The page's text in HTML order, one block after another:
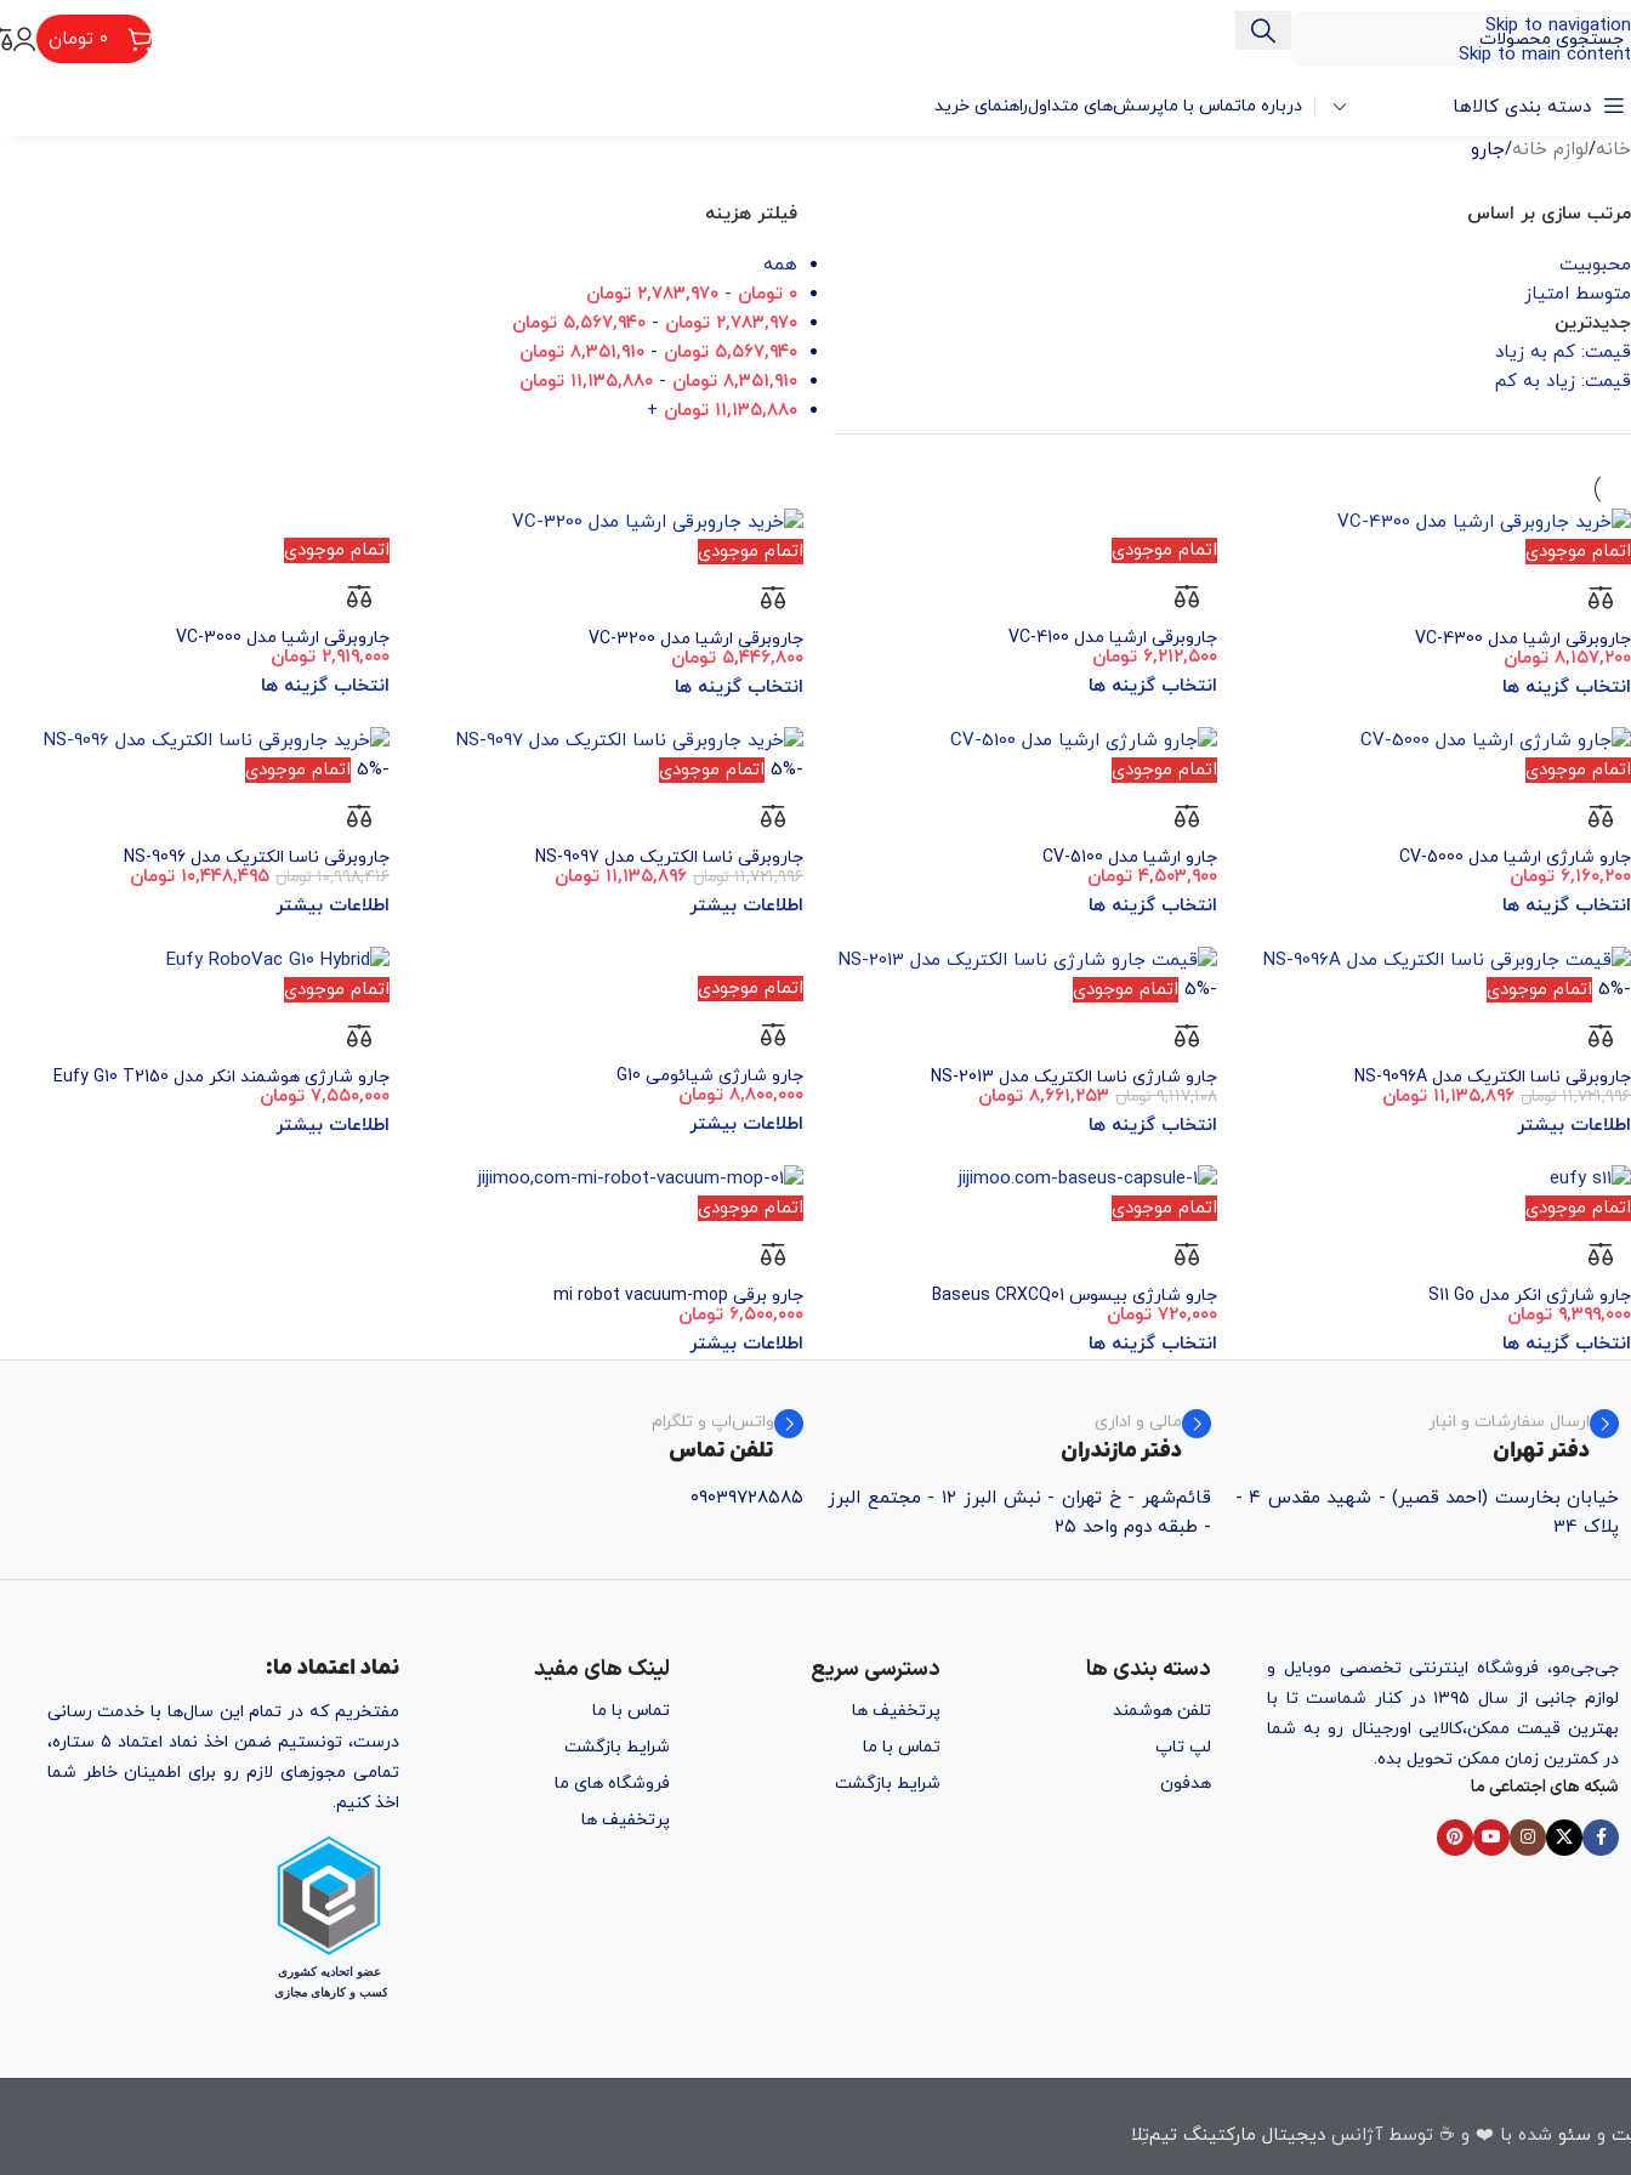
Skip to navigation
Skip to main content
۰ تومان
دسته بندی کالاها درباره ماتماس با ماپرسش‌های متداولراهنمای خرید
خانه/لوازم خانه/جارو
مرتب سازی بر اساس
محبوبیت
متوسط امتیاز
جدیدترین
قیمت: کم به زیاد
قیمت: زیاد به کم
فیلتر هزینه
همه
۰ تومان - ۲,۷۸۳,۹۷۰ تومان
۲,۷۸۳,۹۷۰ تومان - ۵,۵۶۷,۹۴۰ تومان
۵,۵۶۷,۹۴۰ تومان - ۸,۳۵۱,۹۱۰ تومان
۸,۳۵۱,۹۱۰ تومان - ۱۱,۱۳۵,۸۸۰ تومان
۱۱,۱۳۵,۸۸۰ تومان +
اتمام موجودی
جاروبرقی ارشیا مدل VC-4300
۸,۱۵۷,۲۰۰ تومان
انتخاب گزینه ها
اتمام موجودی
جاروبرقی ارشیا مدل VC-4100
۶,۲۱۲,۵۰۰ تومان
انتخاب گزینه ها
اتمام موجودی
جاروبرقی ارشیا مدل VC-3200
۵,۴۴۶,۸۰۰ تومان
انتخاب گزینه ها
اتمام موجودی
جاروبرقی ارشیا مدل VC-3000
۲,۹۱۹,۰۰۰ تومان
انتخاب گزینه ها
اتمام موجودی
جارو شارژی ارشیا مدل CV-5000
۶,۱۶۰,۲۰۰ تومان
انتخاب گزینه ها
اتمام موجودی
جارو ارشیا مدل CV-5100
۴,۵۰۳,۹۰۰ تومان
انتخاب گزینه ها
-5% اتمام موجودی
جاروبرقی ناسا الکتریک مدل NS-9097
۱۱,۷۲۱,۹۹۶تومان ۱۱,۱۳۵,۸۹۶ تومان
اطلاعات بیشتر
-5% اتمام موجودی
جاروبرقی ناسا الکتریک مدل NS-9096
۱۰,۹۹۸,۴۱۶تومان ۱۰,۴۴۸,۴۹۵ تومان
اطلاعات بیشتر
-5% اتمام موجودی
جاروبرقی ناسا الکتریک مدل NS-9096A
۱۱,۷۲۱,۹۹۶تومان ۱۱,۱۳۵,۸۹۶ تومان
اطلاعات بیشتر
-5% اتمام موجودی
جارو شارژی ناسا الکتریک مدل NS-2013
۹,۱۱۷,۱۰۸تومان ۸,۶۶۱,۲۵۳ تومان
انتخاب گزینه ها
اتمام موجودی
جارو شارژی شیائومی G10
۸,۸۰۰,۰۰۰ تومان
اطلاعات بیشتر
اتمام موجودی
جارو شارژی هوشمند انکر مدل Eufy G10 T2150
۷,۵۵۰,۰۰۰ تومان
اطلاعات بیشتر
اتمام موجودی
جارو شارژی انکر مدل S11 Go
۹,۳۹۹,۰۰۰ تومان
انتخاب گزینه ها
اتمام موجودی
جارو شارژی بیسوس Baseus CRXCQ01
۷۲۰,۰۰۰ تومان
انتخاب گزینه ها
اتمام موجودی
جارو برقی mi robot vacuum-mop
۶,۵۰۰,۰۰۰ تومان
اطلاعات بیشتر
ارسال سفارشات و انبار
دفتر تهران
خیابان بخارست (احمد قصیر) - شهید مقدس ۴ -
پلاک 34
مالی و اداری
دفتر مازندران
قائم‌شهر - خ تهران - نبش البرز ۱۲ - مجتمع البرز
- طبقه دوم واحد ۲۵
واتس‌اپ و تلگرام
تلفن تماس
۰۹۰۳۹۷۲۸۵۸۵
جی‌جی‌مو، فروشگاه اینترنتی تخصصی موبایل و
لوازم جانبی از سال ۱۳۹۵ در کنار شماست تا با
بهترین قیمت ممکن،‌کالایی اورجینال رو به شما
در کمترین زمان ممکن تحویل بده.
شبکه های اجتماعی ما
دسته بندی ها
تلفن هوشمند
لپ تاپ
هدفون
دسترسی سریع
پرتخفیف ها
تماس با ما
شرایط بازگشت
لینک های مفید
تماس با ما
شرایط بازگشت
فروشگاه های ما
پرتخفیف ها
نماد اعتماد ما:
مفتخریم که در تمام این سال‌ها با خدمت رسانی
درست، تونستیم ضمن اخذ نماد اعتماد ۵ ستاره،
تمامی مجوز‌های لازم رو برای اطمینان خاطر شما
اخذ کنیم.
و سئو شده با ❤️ و ☕ توسط آژانسدیجیتال مارکتینگ تیم‌تِلا